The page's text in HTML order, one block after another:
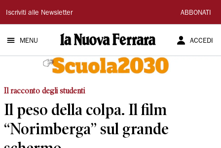
La
Nuova
Ferrara
Iscriviti alle Newsletter ABBONATI
MENU ACCEDI
Il racconto degli studenti
Il peso della colpa. Il film
“Norimberga” sul grande